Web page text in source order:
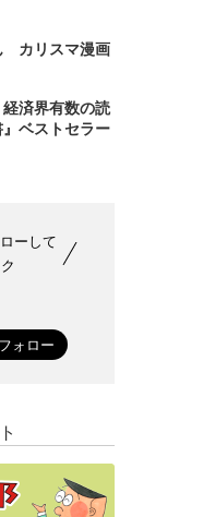
カリスマ漫画
済界有数の読
ベストセラー
ーして